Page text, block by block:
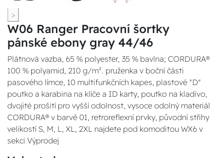
>
W06 Ranger Pracovní šortky
pánské ebony gray 44/46
Plátnová vazba, 65 % polyester, 35 % bavlna; CORDURA®
100 % polyamid, 210 g/m². pruženka v boční části
pasového límce, 10 multifunkčních kapes, plastové "D"
poutko a karabina na klíče a ID karty, poutko na kladivo,
dvojité prošití pro vyšší odolnost, vysoce odolný materiál
CORDURA® v barvě 01, retroreflexní prvky, původní střihy
velikostí S, M, L, XL, 2XL najdete pod komoditou WX6 v
sekci Výprodej